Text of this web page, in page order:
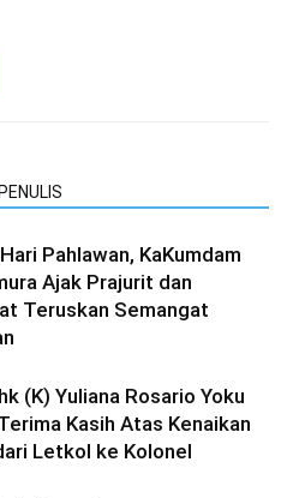
Pahlawan, KaKumdam
Ajak Prajurit dan
Teruskan Semangat
(K) Yuliana Rosario Yoku
Kasih Atas Kenaikan
Letkol ke Kolonel